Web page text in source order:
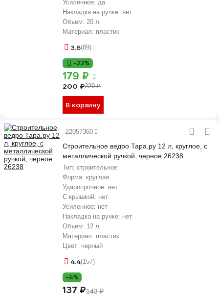
Усиленное: да
Накладка на ручке: нет
Объем: 20 л
Материал: пластик
3.6(89)
-22%
179 ₽
200 ₽229 ₽
В корзину
22057360
Строительное ведро Тара.ру 12 л, круглое, с
металлической ручкой, черное 26238
Тип: строительное
Форма: круглая
Ударопрочное: нет
С крышкой: нет
Усиленное: нет
Накладка на ручке: нет
Объем: 12 л
Материал: пластик
Цвет: черный
4.4(157)
-4%
137 ₽143 ₽